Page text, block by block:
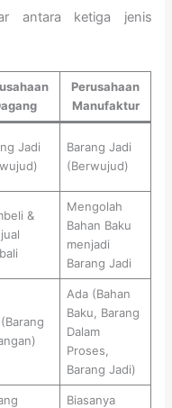
antara ketiga jenis
Perusahaan
Manufaktur
Jadi
Barang Jadi
(Berwujud)
&
Mengolah
Bahan Baku
menjadi
Barang Jadi
Ada (Bahan
Baku, Barang
Dalam
Proses,
Barang Jadi)
Biasanya